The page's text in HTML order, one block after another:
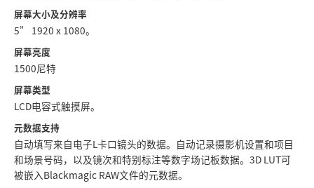
屏幕大小及分辨率
5” 1920 x 1080。
屏幕亮度
1500尼特
屏幕类型
LCD电容式触摸屏。
元数据支持
自动填写来自电子L卡口镜头的数据。自动记录摄影机设置和项目
和场景号码，以及镜次和特别标注等数字场记板数据。3D LUT可
被嵌入Blackmagic RAW文件的元数据。